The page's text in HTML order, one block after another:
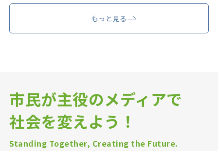
もっと見る
市民が主役のメディアで
社会を変えよう！
Standing Together, Creating the Future.